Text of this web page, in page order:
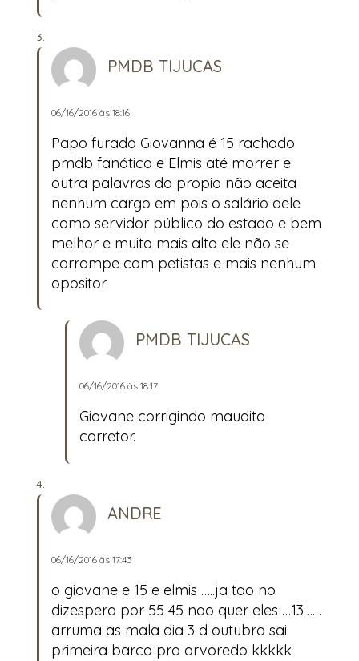
PMDB TIJUCAS
06/16/2016 às 18:16
Papo furado Giovanna é 15 rachado
pmdb fanático e Elmis até morrer e
outra palavras do propio não aceita
nenhum cargo em pois o salário dele
como servidor público do estado e bem
melhor e muito mais alto ele não se
corrompe com petistas e mais nenhum
opositor
PMDB TIJUCAS
06/16/2016 às 18:17
Giovane corrigindo maudito
corretor.
ANDRE
06/16/2016 às 17:43
o giovane e 15 e elmis …..ja tao no
dizespero por 55 45 nao quer eles …13……
arruma as mala dia 3 d outubro sai
primeira barca pro arvoredo kkkkk